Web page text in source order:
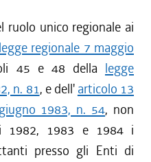
ruolo unico regionale ai
regionale 7 maggio
45 e 48 della legge
n. 81, e dell' articolo 13
1983, n. 54, non
1982, 1983 e 1984 i
presso gli Enti di